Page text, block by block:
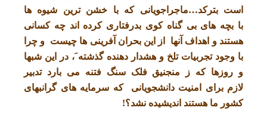
است بترکد…ماجراجویانی که با خشن ترین شیوه ها
با بچه های بی گناه کوی بدرفتاری کرده اند چه کسانی
هستند و اهداف آنها از این بحران آفرینی ها چیست و چرا
با وجود تجربیات تلخ و هشدار دهنده گذشته َ، در این شبها
و روزها که ز منجنیق فلک سنگ فتنه می بارد تدبیر
لازم برای امنیت دانشجویانی که سرمایه های گرانبهای
کشور ما هستند اندیشیده نشد؟!